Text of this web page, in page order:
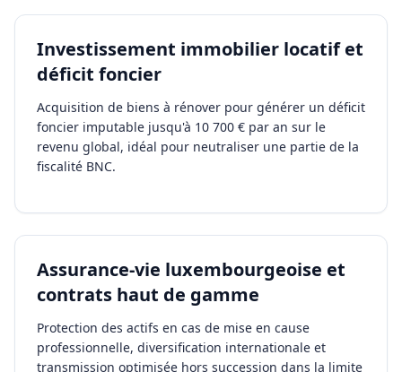
Investissement immobilier locatif et
déficit foncier
Acquisition de biens à rénover pour générer un déficit
foncier imputable jusqu'à 10 700 € par an sur le
revenu global, idéal pour neutraliser une partie de la
fiscalité BNC.
Assurance-vie luxembourgeoise et
contrats haut de gamme
Protection des actifs en cas de mise en cause
professionnelle, diversification internationale et
transmission optimisée hors succession dans la limite